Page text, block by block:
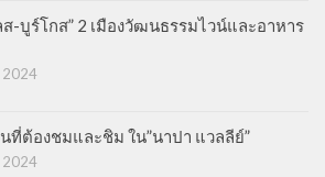
ส-บูร์โกส” 2 เมืองวัฒนธรรมไวน์และอาหาร
2024
ที่ต้องชมและชิม ใน”นาปา แวลลีย์”
2024